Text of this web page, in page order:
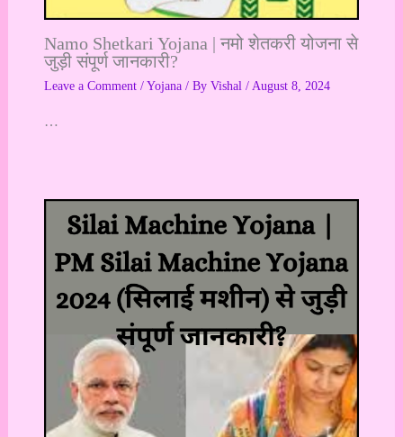
Namo Shetkari Yojana | नमो शेतकरी योजना से
जुड़ी संपूर्ण जानकारी?
Leave a Comment / Yojana/ By Vishal / August 8, 2024
…